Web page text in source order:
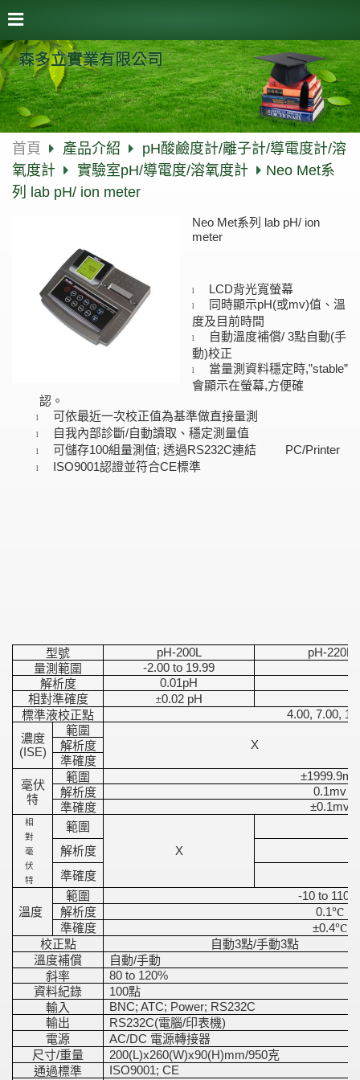
森多立實業有限公司
首頁 產品介紹
pH酸鹼度計/離子計/導電度計/溶
氧度計
實驗室pH/導電度/溶氧度計
Neo Met系
列 lab pH/ ion meter
Neo Met系列 lab pH/ ion
meter
l LCD背光寬螢幕
l 同時顯示pH(或mv)值、溫
度及目前時間
l 自動溫度補償/ 3點自動(手
動)校正
l 當量測資料穩定時,”stable”
會顯示在螢幕,方便確
認。
l 可依最近一次校正值為基準做直接量測
l 自我內部診斷/自動讀取、穩定測量值
l 可儲存100組量測值; 透過RS232C連結 PC/Printer
l ISO9001認證並符合CE標準
型號 pH-200L pH-220L
量測範圍 -2.00 to 19.99
解析度 0.01pH
相對準確度 ±0.02 pH
標準液校正點 4.00, 7.00,
濃度
(ISE)
範圍
X
解析度
準確度
毫伏
特
範圍 ±1999.9mv
解析度 0.1mv
準確度 ±0.1mv
相
對
毫
伏
特
範圍
X
解析度
準確度
溫度
範圍 -10 to 110
解析度
0.1℃
準確度
±0.4℃
校正點
自動3點/手動3點
溫度補償
自動/手動
斜率
80 to 120%
資料紀錄 100點
輸入
BNC; ATC; Power; RS232C
輸出 RS232C(電腦/印表機)
電源 AC/DC 電源轉接器
尺寸/重量 200(L)x260(W)x90(H)mm/950克
通過標準
ISO9001; CE